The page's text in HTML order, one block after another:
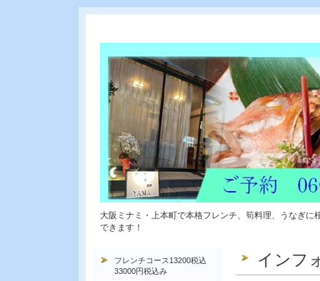
大阪ミナミ・上本町で本格フレンチ、筍料理、うなぎ
できます！
インフ
フレンチコース13200税込
33000円税込み